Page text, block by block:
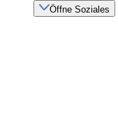
Öffne Soziales